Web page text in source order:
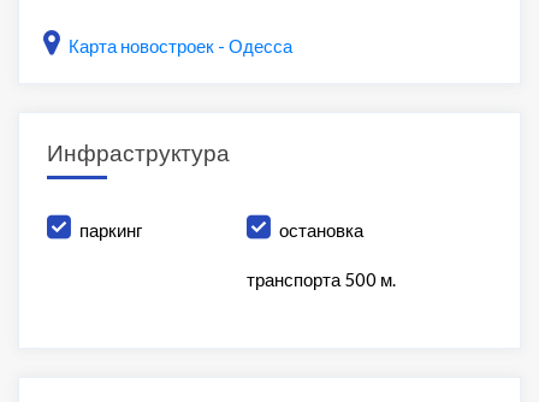
Карта новостроек - Одесса
Инфраструктура
паркинг остановка
транспорта 500 м.